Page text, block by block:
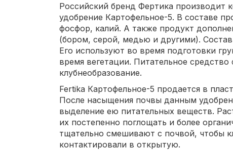
Российский бренд Фертика производит
удобрение Картофельное-5. В составе
фосфор, калий. А также продукт
(бором, серой, медью и другими). Состав
Его используют во время подготовки
время вегетации. Питательное средство
клубнеобразование.
Fertika Картофельное-5 продается в
После насыщения почвы данным
выделение ею питательных веществ.
их постепенно поглощать и более
тщательно смешивают с почвой, чтобы
контактировали в открытую.